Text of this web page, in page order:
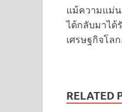
แม้ความแม่น
ได้กลับมาได้
เศรษฐกิจโล
RELATED